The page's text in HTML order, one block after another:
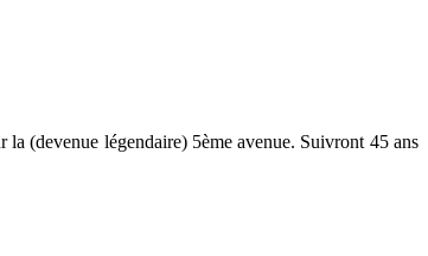
(devenue légendaire) 5ème avenue. Suivront 45 ans